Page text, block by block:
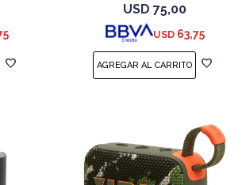
USD 75,00
USD 63,75